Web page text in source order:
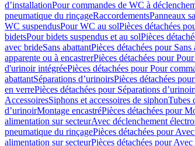
d’installationPour commandes de WC à
pneumatique du rinçageRaccordementsPanneaux
WC suspendusPour WC au solPièces détachées
bidetsPour bidets suspendus et au solPièces
avec brideSans abattantPièces détachées pour Sans
apparente ou à encastrerPièces détachées pour
d'urinoir intégréePièces détachées pour Pour
abattantSéparations d’urinoirsPièces détachées
en verrePièces détachées pour Séparations
AccessoiresSiphons et accessoires de siphonTubes
dʼurinoirMontage encastréPièces détachées pour
alimentation sur secteurAvec déclenchement
pneumatique du rinçagePièces détachées pour
alimentation sur secteurPièces détachées pour